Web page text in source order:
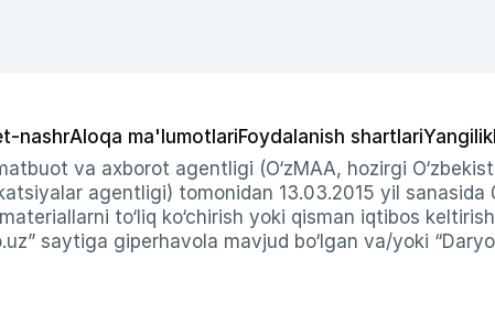
nashrAloqa ma'lumotlariFoydalanish shartlari
va axborot agentligi (O‘zMAA, hozirgi
agentligi) tomonidan 13.03.2015 yil
to‘liq ko‘chirish yoki qisman iqtibos
saytiga giperhavola mavjud bo‘lgan va/yoki